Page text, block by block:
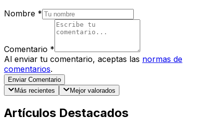
Nombre *
Comentario *
Al enviar tu comentario, aceptas las normas de
comentarios.
Enviar Comentario
Más recientes
Mejor valorados
Artículos Destacados